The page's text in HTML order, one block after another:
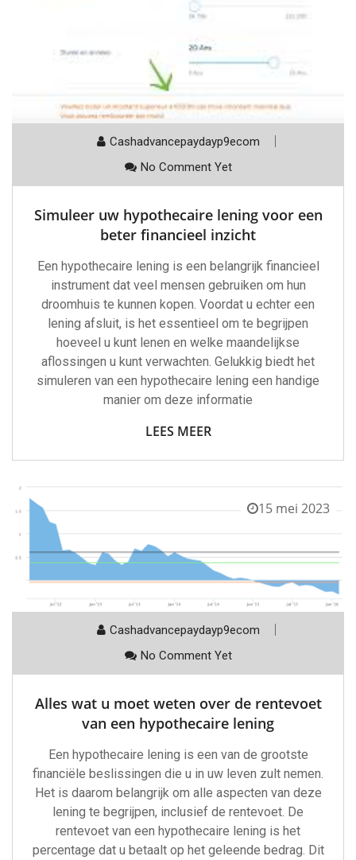
Cashadvancepaydayp9ecom
No Comment Yet
Simuleer uw hypothecaire lening voor een
beter financieel inzicht
Een hypothecaire lening is een belangrijk financieel
instrument dat veel mensen gebruiken om hun
droomhuis te kunnen kopen. Voordat u echter een
lening afsluit, is het essentieel om te begrijpen
hoeveel u kunt lenen en welke maandelijkse
aflossingen u kunt verwachten. Gelukkig biedt het
simuleren van een hypothecaire lening een handige
manier om deze informatie
LEES MEER
15 mei 2023
Cashadvancepaydayp9ecom
No Comment Yet
Alles wat u moet weten over de rentevoet
van een hypothecaire lening
Een hypothecaire lening is een van de grootste
financiële beslissingen die u in uw leven zult nemen.
Het is daarom belangrijk om alle aspecten van deze
lening te begrijpen, inclusief de rentevoet. De
rentevoet van een hypothecaire lening is het
percentage dat u betaalt op het geleende bedrag. Dit